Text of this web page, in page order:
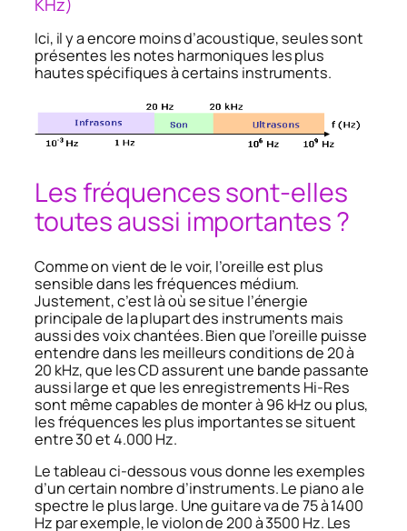
Ici, il y a encore moins d’acoustique, seules sont
présentes les notes harmoniques les plus
hautes spécifiques à certains instruments.
Les fréquences sont-elles
toutes aussi importantes ?
Comme on vient de le voir, l’oreille est plus
sensible dans les fréquences médium.
Justement, c’est là où se situe l’énergie
principale de la plupart des instruments mais
aussi des voix chantées. Bien que l’oreille puisse
entendre dans les meilleurs conditions de 20 à
20 kHz, que les CD assurent une bande passante
aussi large et que les enregistrements Hi-Res
sont même capables de monter à 96 kHz ou plus,
les fréquences les plus importantes se situent
entre 30 et 4.000 Hz.
Le tableau ci-dessous vous donne les exemples
d’un certain nombre d’instruments. Le piano a le
spectre le plus large. Une guitare va de 75 à 1400
Hz par exemple, le violon de 200 à 3500 Hz. Les